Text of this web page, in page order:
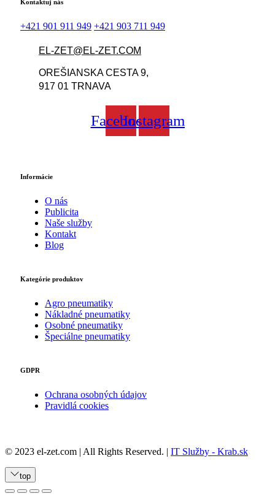
Kontaktuj nás
+421 901 911 949 +421 903 711 949
EL-ZET@EL-ZET.COM
OREŠIANSKA CESTA 9,
917 01 TRNAVA
FacebookInstagram
Informácie
O nás
Publicita
Naše služby
Kontakt
Blog
Kategórie produktov
Agro pneumatiky
Nákladné pneumatiky
Osobné pneumatiky
Špeciálne pneumatiky
GDPR
Ochrana osobných údajov
Pravidlá cookies
© 2023 el-zet.com | All Rights Reserved. | IT Služby - Krab.sk
top